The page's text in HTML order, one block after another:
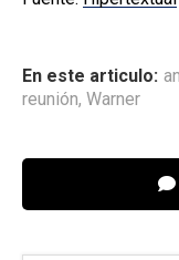
En este articulo:
reunión, Warner